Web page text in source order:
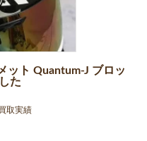
ット Quantum-J ブロッ
た
取実績